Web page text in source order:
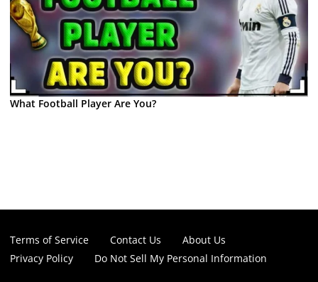
What Football Player Are You?
Terms of Service Contact Us
About Us
Privacy Policy
Do Not Sell My Personal Information